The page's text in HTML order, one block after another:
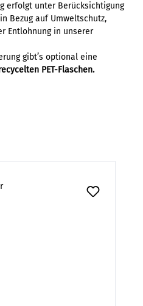
erfolgt unter Berücksichtigung
Bezug auf Umweltschutz,
Entlohnung in unserer
gibt’s optional eine
PET-Flaschen.